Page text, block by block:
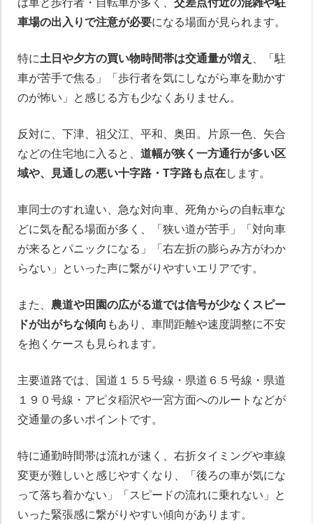
車場の出入りで注意が必要になる場面が見られます。
特に土日や夕方の買い物時間帯は交通量が増え
、「駐
車が苦手で焦る」「歩行者を気にしながら車を動かす
のが怖い」と感じる方も少なくありません。
反対に、下津、祖父江、平和、奥田。片原一色、矢合
などの住宅地に入ると、 道幅が狭く一方通行が多い区
域や、見通しの悪い十字路・T字路も点在します。
車同士のすれ違い、急な対向車、死角からの自転車な
どに気を配る場面が多く、「狭い道が苦手」「対向車
が来るとパニックになる」「右左折の膨らみ方がわか
らない」といった声に繋がりやすいエリアです。
また、 農道や田園の広がる道では信号が少なくスピー
ドが出がちな傾向 もあり、車間距離や速度調整に不安
を抱くケースも見られます。
主要道路では、国道１５５号線・県道６５号線・県道
１９０号線・アピタ稲沢や一宮方面へのルートなどが
交通量の多いポイントです。
特に通勤時間帯は流れが速く、右折タイミングや車線
変更が難しいと感じやすくなり、「後ろの車が気にな
って落ち着かない」「スピードの流れに乗れない」と
いった緊張感に繋がりやすい傾向があります。